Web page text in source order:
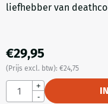
liefhebber van
€29,95
(Prijs excl. btw): €24,75
Aantal
+
-